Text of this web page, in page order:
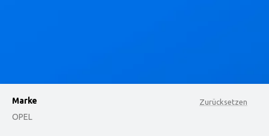
Zurücksetzen
Marke
OPEL